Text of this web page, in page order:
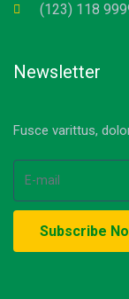
(123) 118
Newsletter
Fusce varittus,